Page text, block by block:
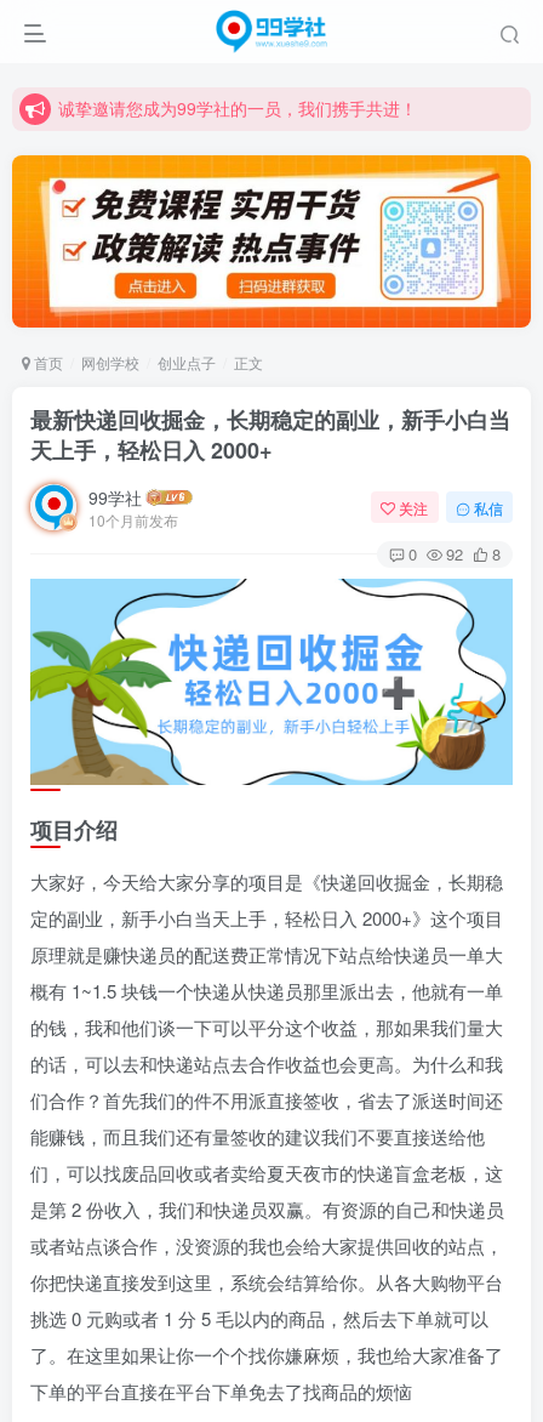
诚挚邀请您成为99学社的一员，我们携手共进！
诚挚邀请您成为99学社的一员，我们携手共进！
学习路上不孤独，99学社与你同行！分享全网优质VIP资源，炒股教程、创业教程、网络营销教程、自媒体短视频教程等，长期更新各大精品创业项目！
首页 网创学校 创业点子 正文
最新快递回收掘金，长期稳定的副业，新手小白当
天上手，轻松日入 2000+
99学社
10个月前发布
关注 私信
0 92 8
项目介绍
大家好，今天给大家分享的项目是《快递回收掘金，长期稳
定的副业，新手小白当天上手，轻松日入 2000+》这个项目
原理就是赚快递员的配送费正常情况下站点给快递员一单大
概有 1~1.5 块钱一个快递从快递员那里派出去，他就有一单
的钱，我和他们谈一下可以平分这个收益，那如果我们量大
的话，可以去和快递站点去合作收益也会更高。为什么和我
们合作？首先我们的件不用派直接签收，省去了派送时间还
能赚钱，而且我们还有量签收的建议我们不要直接送给他
们，可以找废品回收或者卖给夏天夜市的快递盲盒老板，这
是第 2 份收入，我们和快递员双赢。有资源的自己和快递员
或者站点谈合作，没资源的我也会给大家提供回收的站点，
你把快递直接发到这里，系统会结算给你。从各大购物平台
挑选 0 元购或者 1 分 5 毛以内的商品，然后去下单就可以
了。在这里如果让你一个个找你嫌麻烦，我也给大家准备了
下单的平台直接在平台下单免去了找商品的烦恼